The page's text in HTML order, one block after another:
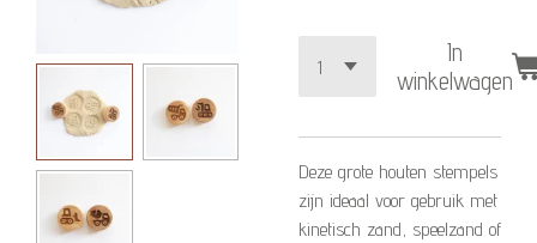
In
winkelwagen
Deze grote houten stempels
zijn ideaal voor gebruik met
kinetisch zand, speelzand of